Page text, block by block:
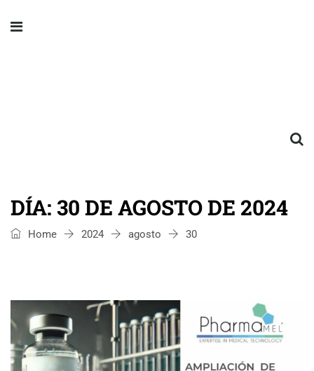
DÍA: 30 DE AGOSTO DE 2024
Home 2024 agosto 30